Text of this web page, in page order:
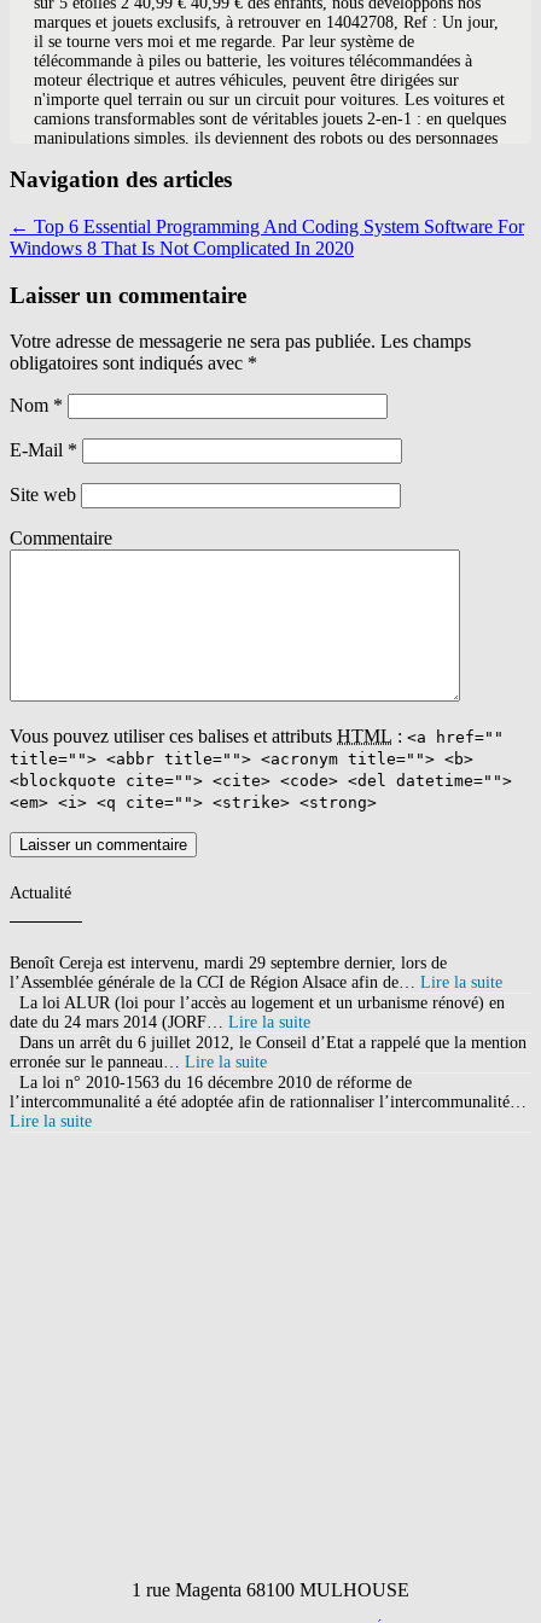
Navigation des articles
← Top 6 Essential Programming And Coding System Software For
Windows 8 That Is Not Complicated In 2020
Laisser un commentaire
Votre adresse de messagerie ne sera pas publiée. Les champs
obligatoires sont indiqués avec *
Nom *
E-Mail *
Site web
Commentaire
Vous pouvez utiliser ces balises et attributs HTML : <a href=""
title=""> <abbr title=""> <acronym title=""> <b>
<blockquote cite=""> <cite> <code> <del datetime="">
<em> <i> <q cite=""> <strike> <strong>
Actualité
Benoît Cereja est intervenu, mardi 29 septembre dernier, lors de
l’Assemblée générale de la CCI de Région Alsace afin de… Lire la suite
La loi ALUR (loi pour l’accès au logement et un urbanisme rénové) en
date du 24 mars 2014 (JORF… Lire la suite
Dans un arrêt du 6 juillet 2012, le Conseil d’Etat a rappelé que la mention
erronée sur le panneau… Lire la suite
La loi n° 2010-1563 du 16 décembre 2010 de réforme de
l’intercommunalité a été adoptée afin de rationnaliser l’intercommunalité…
Lire la suite
1 rue Magenta 68100 MULHOUSE